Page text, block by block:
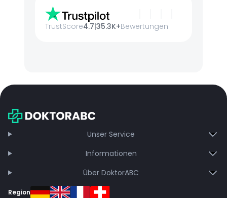
TrustScore4.7|35.3K+Bewertungen
Unser Service
Informationen
Über DoktorABC
Region